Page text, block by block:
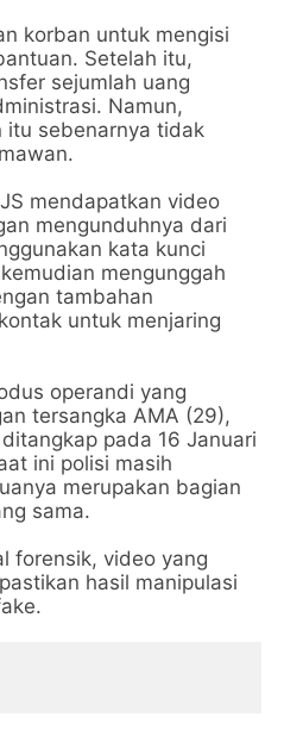
korban untuk mengisi
Setelah itu,
sejumlah uang
Namun,
itu sebenarnya tidak
mendapatkan video
mengunduhnya dari
kata kunci
kemudian mengunggah
tambahan
untuk menjaring
operandi yang
tersangka AMA (29),
pada 16 Januari
ini polisi masih
merupakan bagian
sama.
forensik, video yang
hasil manipulasi